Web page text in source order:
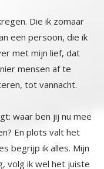
Die ik zomaar
een persoon, die ik
met mijn lief, dat
mensen af te
tot vannacht.
waar ben jij nu mee
En plots valt het
begrijp ik alles. Mijn
volg ik wel het juiste
de echte liefde, of
die zich voordoet
de wijsheid, het